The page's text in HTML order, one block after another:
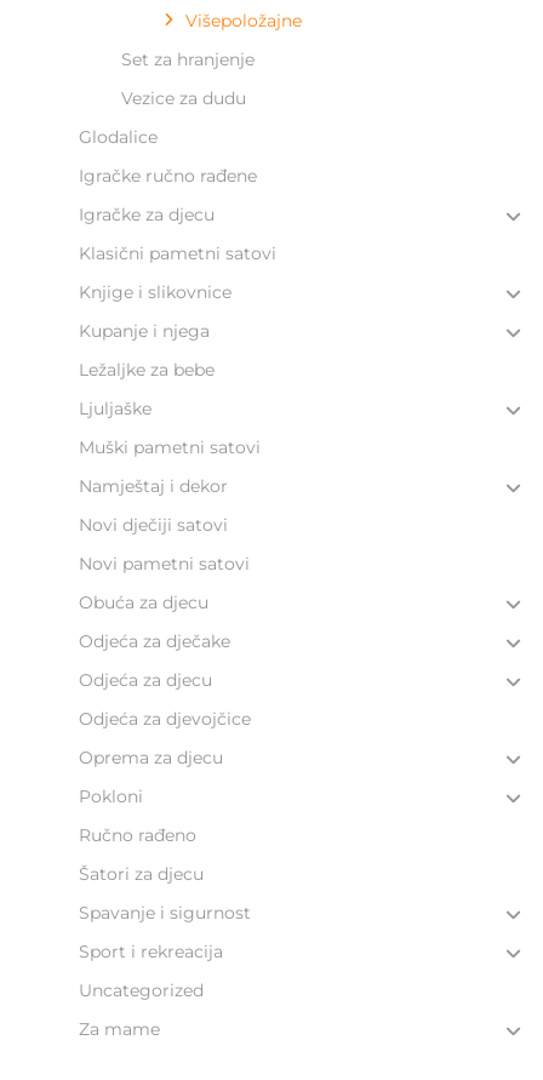
Višepoložajne
Set za hranjenje
Vezice za dudu
Glodalice
Igračke ručno rađene
Igračke za djecu
Klasični pametni satovi
Knjige i slikovnice
Kupanje i njega
Ležaljke za bebe
Ljuljaške
Muški pametni satovi
Namještaj i dekor
Novi dječiji satovi
Novi pametni satovi
Obuća za djecu
Odjeća za dječake
Odjeća za djecu
Odjeća za djevojčice
Oprema za djecu
Pokloni
Ručno rađeno
Šatori za djecu
Spavanje i sigurnost
Sport i rekreacija
Uncategorized
Za mame